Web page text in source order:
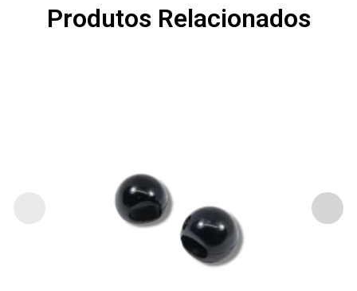
Produtos Relacionados